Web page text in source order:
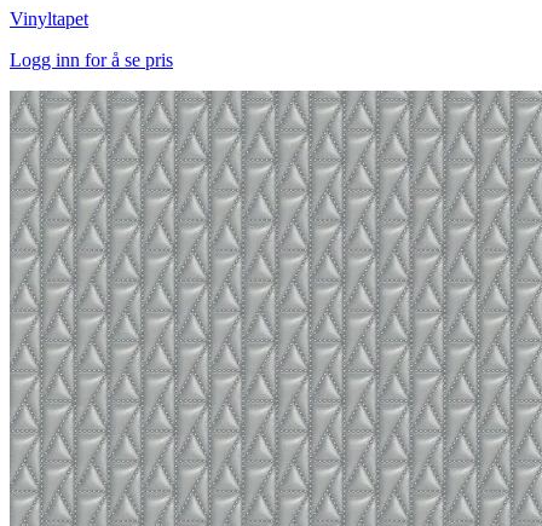
Vinyltapet
Logg inn for å se pris